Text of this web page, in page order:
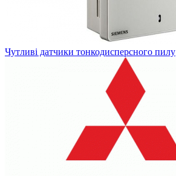
Чутливі датчики тонкодисперсного пилу